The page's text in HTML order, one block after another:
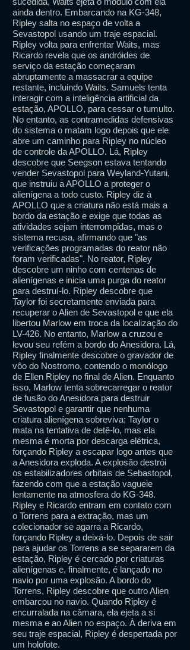
ainda dentro. Embarcando na KG-348,
Ripley salta no espaço de volta a
Sevastopol usando um traje espacial.
Ripley volta para enfrentar Waits, mas
Ricardo revela que os andróides de
serviço da estação começaram
abruptamente a massacrar a equipe
restante, incluindo Waits. Samuels tenta
interagir com a inteligência artificial da
estação, APOLLO, para cessar o tumulto.
No entanto, as contramedidas defensivas
do sistema o matam logo depois que ele
abre um caminho para Ripley no núcleo
de controle da APOLLO. Lá, Ripley
descobre que Seegson estava tentando
vender Sevastopol para Weyland-Yutani,
que instruiu a APOLLO a proteger o
alienígena a todo custo. Ripley diz à
APOLLO que a criatura não está mais a
bordo da estação e exige que todas as
atividades sejam interrompidas, mas o
sistema recusa, afirmando que "as
verificações programadas do reator não
foram verificadas". No reator, Ripley
descobre um ninho com centenas de
alienígenas e inicia uma purga do reator
para destruí-lo. Ripley descobre que
Taylor foi secretamente enviada para
recuperar o Alien de Sevastopol e que ela
libertou Marlow em troca da localização do
LV-426. No entanto, Marlow a cruzou e
levou seu refém a bordo do Anesidora. Lá,
Ripley finalmente descobre o gravador de
vôo do Nostromo, contendo o monólogo
de Ellen Ripley no final de Alien. Enquanto
isso, Marlow tenta sobrecarregar o reator
de fusão do Anesidora para destruir
Sevastopol e garantir que nenhuma
criatura alienígena sobreviva; Taylor o
mata na tentativa de detê-lo, mas ela
mesma é morta por descarga elétrica,
forçando Ripley a escapar logo antes que
a Anesidora exploda. A explosão destrói
os estabilizadores orbitais de Sebastopol,
fazendo com que a estação vagueie
lentamente na atmosfera do KG-348.
Ripley e Ricardo entram em contato com
o Torrens para a extração, mas um
colecionador se agarra a Ricardo,
forçando Ripley a deixá-lo. Depois de sair
para ajudar os Torrens a se separarem da
estação, Ripley é cercado por criaturas
alienígenas e, finalmente, é lançado no
navio por uma explosão. A bordo do
Torrens, Ripley descobre que outro Alien
embarcou no navio. Quando Ripley é
encurralada na câmara, ela ejeta a si
mesma e ao Alien no espaço. À deriva em
seu traje espacial, Ripley é despertada por
um holofote.